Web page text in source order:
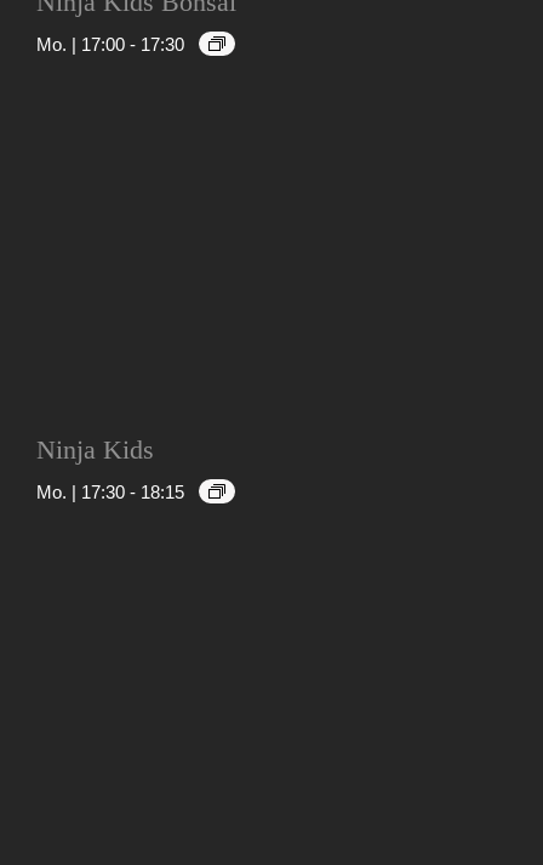
Mo. | 17:00 - 17:30
Ninja Kids
Mo. | 17:30 - 18:15